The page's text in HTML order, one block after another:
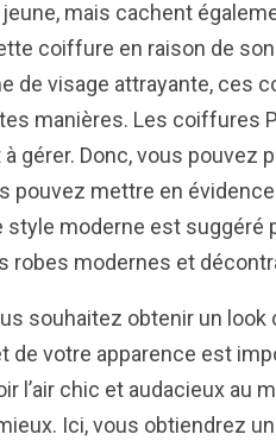
mais cachent
coiffure en raison de
de visage attrayante, ces
manières. Les coiffures
gérer. Donc, vous pouvez
pouvez mettre en
style moderne est suggéré
robes modernes et
souhaitez obtenir un look
de votre apparence est
l’air chic et audacieux au
Ici, vous obtiendrez